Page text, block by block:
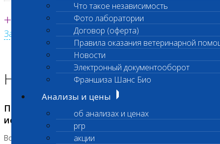
Единая круглосуточная справочная
+7 495 260 0 260
Заказать звонок с сайта
Что такое независимость
Фото лаборатории
Договор (оферта)
Правила оказания ветеринарной
Новости
Электронный документооборот
Франшиза Шанс Био
Анализы и цены
об анализах и ценах
prp
акции
Главная страница
Новости лаборатории
Приостановка срочных биохимических
исследований
Во Владыкино